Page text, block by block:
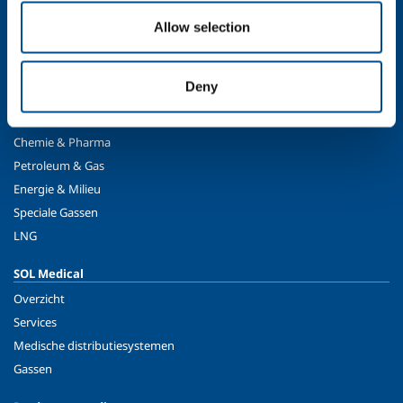
Allow selection
Deny
Veiligheid, milieu en kwaliteit
SOL voor industrie
Metaalverwerking
Chemie & Pharma
Petroleum & Gas
Energie & Milieu
Speciale Gassen
LNG
SOL Medical
Overzicht
Services
Medische distributiesystemen
Gassen